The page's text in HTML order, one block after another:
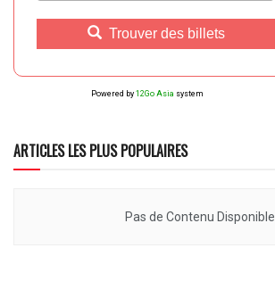
Trouver des billets
Powered by 12Go Asia system
ARTICLES LES PLUS POPULAIRES
Pas de Contenu Disponible